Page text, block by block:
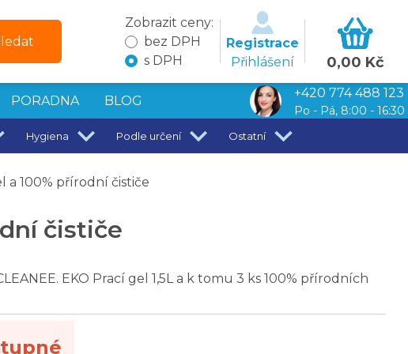
Zobrazit ceny:
bez DPH
s DPH
Registrace
Přihlášení
0,00 Kč
PORADNA BLOG
+420 774 488 123
Po - Pá, 8:00 - 16:30
Hygiena Podle určení Ostatní
a 100% přírodní čističe
čističe
EKO Prací gel 1,5L a k tomu 3 ks 100% přírodních